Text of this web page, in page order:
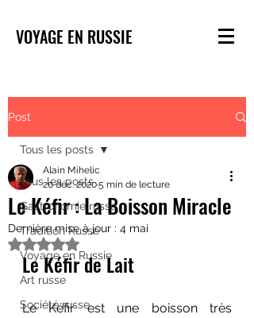
VOYAGE EN RUSSIE
Post
Tous les posts
Gastronomie russe
Tradition Russe
Voyage en Russie
Art russe
Société russe
Tous les posts
Le Kéfir : La Boisson Miracle
Alain Mihelic
20 déc. 20205 min de lecture
Dernière mise à jour : 4 mai
Noté NaN étoiles sur 5.
Le Kéfir de Lait
Le Kéfir est une boisson très